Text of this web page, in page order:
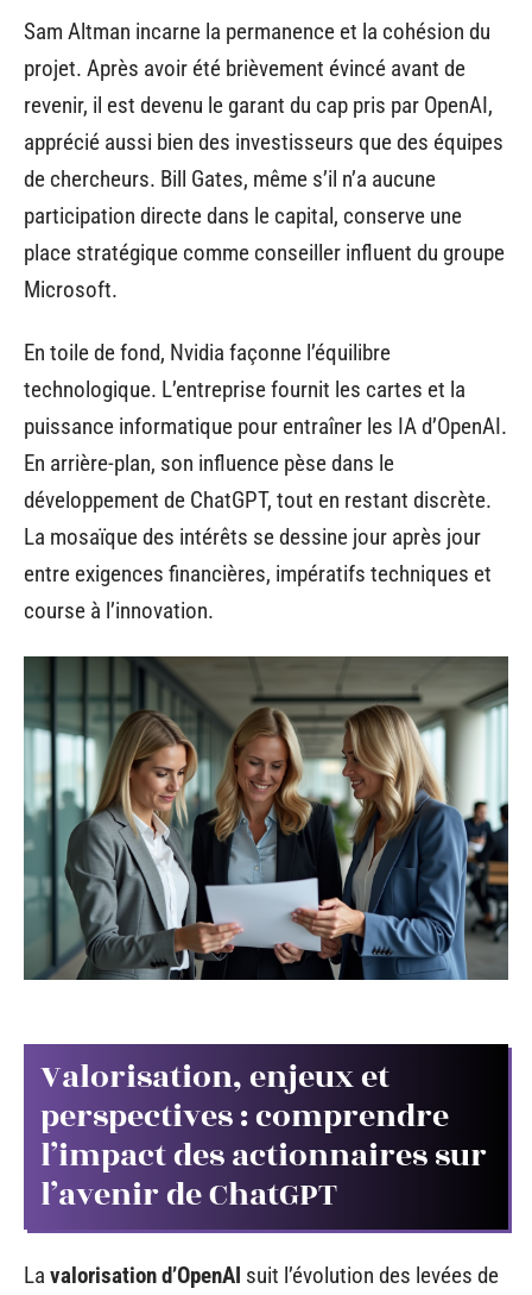
Sam Altman incarne la permanence et la cohésion du
projet. Après avoir été brièvement évincé avant de
revenir, il est devenu le garant du cap pris par OpenAI,
apprécié aussi bien des investisseurs que des équipes
de chercheurs. Bill Gates, même s’il n’a aucune
participation directe dans le capital, conserve une
place stratégique comme conseiller influent du groupe
Microsoft.
En toile de fond, Nvidia façonne l’équilibre
technologique. L’entreprise fournit les cartes et la
puissance informatique pour entraîner les IA d’OpenAI.
En arrière-plan, son influence pèse dans le
développement de ChatGPT, tout en restant discrète.
La mosaïque des intérêts se dessine jour après jour
entre exigences financières, impératifs techniques et
course à l’innovation.
Valorisation, enjeux et
perspectives : comprendre
l’impact des actionnaires sur
l’avenir de ChatGPT
La valorisation d’OpenAI suit l’évolution des levées de